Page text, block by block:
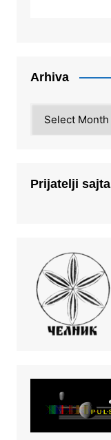
Arhiva
Prijatelji sajta